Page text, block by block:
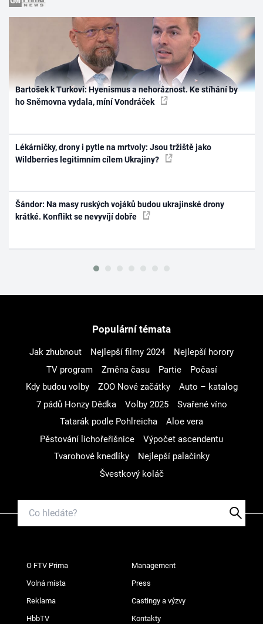
Bartošek k Turkovi: Hyenismus a nehoráznost. Ke stíhání by
ho Sněmovna vydala, míní Vondráček
Lékárničky, drony i pytle na mrtvoly: Jsou tržiště jako
Wildberries legitimním cílem Ukrajiny?
Šándor: Na masy ruských vojáků budou ukrajinské drony
krátké. Konflikt se nevyvíjí dobře
Populární témata
Jak zhubnout Nejlepší filmy 2024
Nejlepší horory
TV program
Změna času Partie
Počasí
Kdy budou volby
ZOO Nové začátky
Auto – katalog
7 pádů Honzy Dědka
Volby 2025
Svařené víno
Tatarák podle Pohlreicha
Aloe vera
Pěstování lichořeřišnice
Výpočet ascendentu
Tvarohové knedlíky
Nejlepší palačinky
Švestkový koláč
O FTV Prima Management
Volná místa Press
Reklama Castingy a výzvy
HbbTV Kontakty